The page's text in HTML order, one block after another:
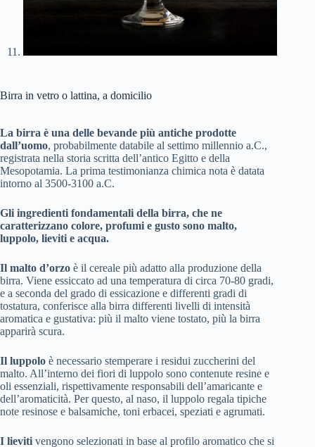
Birra in vetro o lattina, a domicilio
La birra è una delle bevande più antiche prodotte
dall’uomo, probabilmente databile al settimo millennio a.C.,
registrata nella storia scritta dell’antico Egitto e della
Mesopotamia. La prima testimonianza chimica nota è datata
intorno al 3500-3100 a.C.
Gli ingredienti fondamentali della birra, che ne
caratterizzano colore, profumi e gusto sono malto,
luppolo, lieviti e acqua.
Il malto d’orzo è il cereale più adatto alla produzione della
birra. Viene essiccato ad una temperatura di circa 70-80 gradi,
e a seconda del grado di essicazione e differenti gradi di
tostatura, conferisce alla birra differenti livelli di intensità
aromatica e gustativa: più il malto viene tostato, più la birra
apparirà scura.
Il luppolo è necessario stemperare i residui zuccherini del
malto. All’interno dei fiori di luppolo sono contenute resine e
oli essenziali, rispettivamente responsabili dell’amaricante e
dell’aromaticità. Per questo, al naso, il luppolo regala tipiche
note resinose e balsamiche, toni erbacei, speziati e agrumati.
I lieviti vengono selezionati in base al profilo aromatico che si